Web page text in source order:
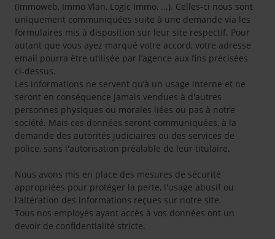
(Immoweb, Immo Vlan, Logic Immo, ...). Celles-ci nous sont
uniquement communiquées suite à une demande via les
formulaires mis à disposition sur leur site respectif. Pour
autant que vous ayez marqué votre accord, votre adresse
email pourra être utilisée par l’agence aux fins précisées
ci-dessus.
Les informations ne servent qu’à un usage interne et ne
seront en conséquence jamais vendues à d'autres
personnes physiques ou morales liées ou pas à notre
société. Mais ces données seront communiquées, à la
demande des autorités judiciaires ou des services de
police, sans l'autorisation préalable de leur titulaire.
Nous avons mis en place des mesures de sécurité
appropriées pour protéger la perte, l'usage abusif ou
l'altération des informations reçues sur notre site.
Tous nos employés ayant accès à vos données ont un
devoir de confidentialité stricte.